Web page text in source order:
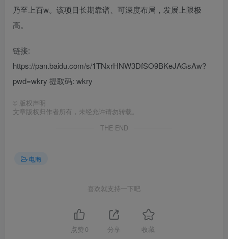
乃至上百w。该项目长期靠谱、可深度布局，发展上限极
高。
链接:
https://pan.baidu.com/s/1TNxrHNW3DfSO9BKeJAGsAw?
pwd=wkry 提取码: wkry
© 版权声明
文章版权归作者所有，未经允许请勿转载。
THE END
电商
喜欢就支持一下吧
点赞 0 分享 收藏